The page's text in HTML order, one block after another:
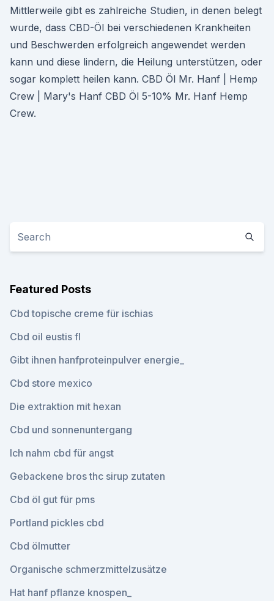
Mittlerweile gibt es zahlreiche Studien, in denen belegt
wurde, dass CBD-Öl bei verschiedenen Krankheiten
und Beschwerden erfolgreich angewendet werden
kann und diese lindern, die Heilung unterstützen, oder
sogar komplett heilen kann. CBD Öl Mr. Hanf | Hemp
Crew | Mary's Hanf CBD Öl 5-10% Mr. Hanf Hemp
Crew.
Featured Posts
Cbd topische creme für ischias
Cbd oil eustis fl
Gibt ihnen hanfproteinpulver energie_
Cbd store mexico
Die extraktion mit hexan
Cbd und sonnenuntergang
Ich nahm cbd für angst
Gebackene bros thc sirup zutaten
Cbd öl gut für pms
Portland pickles cbd
Cbd ölmutter
Organische schmerzmittelzusätze
Hat hanf pflanze knospen_